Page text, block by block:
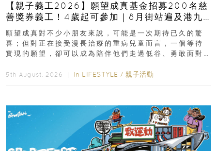
【親子義工2026】願望成真基金招募200名慈
善獎券義工！4歲起可參加｜8月街站遍及港九
新界
願望成真對不少小朋友來說，可能是一次期待已久的驚
喜；但對正在接受漫長治療的重病兒童而言，一個等待
實現的願望，卻可以成為陪伴他們走過低谷、勇敢面對
5th August, 2026 ｜ In LIFESTYLE / 親子活動